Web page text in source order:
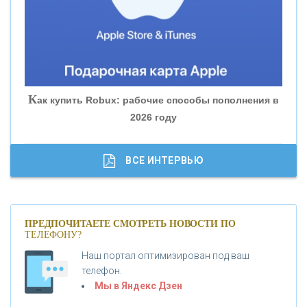
«БАНК ГЛОБЭКС»
«СОВКОМБАНК»
«ГАЗПРОМБАНК»
«МОСКОВСКИЙ КРЕДИТНЫЙ БАНК»
«БАНК ВОЗРОЖДЕНИЕ»
Как купить Robux: рабочие способы пополнения в
2026 году
Банки.ру обновил логотип впервые за 19 лет -
ВСЕ ИНТЕРВЬЮ
ПРЕДПОЧИТАЕТЕ СМОТРЕТЬ НОВОСТИ ПО
ТЕЛЕФОНУ?
Наш портал оптимизирован под ваш
телефон.
Мы в Яндекс Дзен